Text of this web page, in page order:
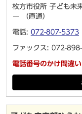
枚方市役所 子ども未
ー （直通）
電話: 072-807-5373
ファックス: 072-
電話番号のかけ間違